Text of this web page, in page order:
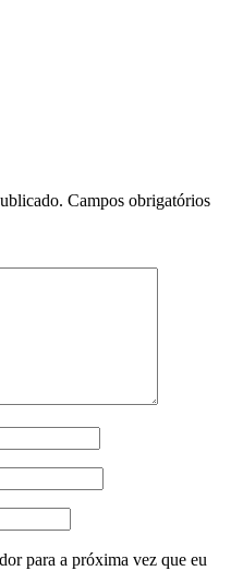
Campos obrigatórios
para a próxima vez que eu